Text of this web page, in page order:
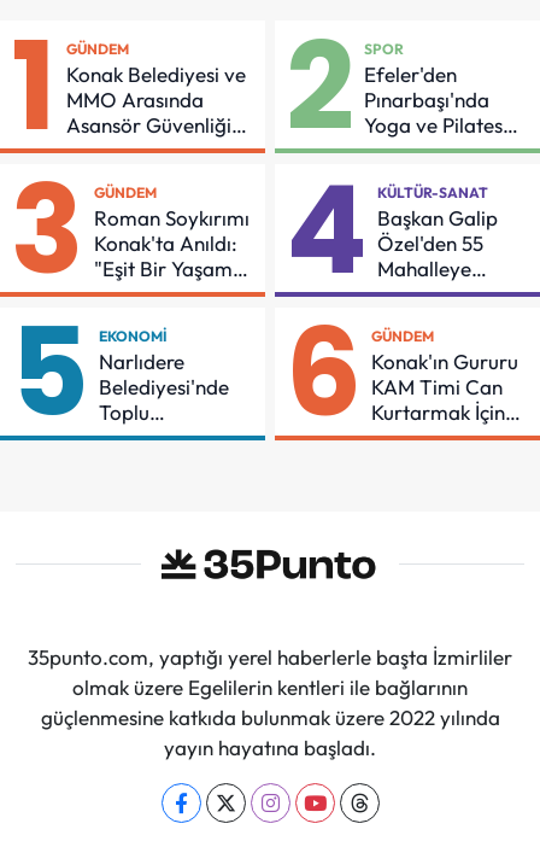
1 GÜNDEM
Konak Belediyesi ve
MMO Arasında
Asansör Güvenliği
İçin Önemli Protokol
2 SPOR
Efeler'den
Pınarbaşı'nda
Yoga ve Pilates
Buluşması
3 GÜNDEM
Roman Soykırımı
Konak'ta Anıldı:
"Eşit Bir Yaşam
İçin Mücadeleyi
4 KÜLTÜR-SANAT
Başkan Galip
Özel'den 55
Mahalleye
Çocuk Şenliği
5 EKONOMI
Narlıdere
Belediyesi'nde
Toplu
Sözleşmeye
6 GÜNDEM
Konak'ın Gururu
KAM Timi Can
Kurtarmak İçin
Demir Aldı
35punto.com, yaptığı yerel haberlerle başta İzmirliler
olmak üzere Egelilerin kentleri ile bağlarının
güçlenmesine katkıda bulunmak üzere 2022 yılında
yayın hayatına başladı.